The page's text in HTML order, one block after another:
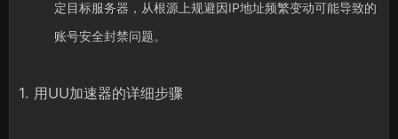
定目标服务器，从根源上规避因IP地址频繁变动可能导致的
账号安全封禁问题。
1. 用UU加速器的详细步骤